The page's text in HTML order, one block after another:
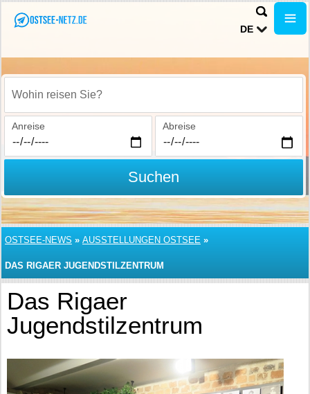
DE
Wohin reisen Sie?
Anreise Abreise
Suchen
OSTSEE-NEWS » AUSSTELLUNGEN OSTSEE »
DAS RIGAER JUGENDSTILZENTRUM
Das Rigaer
Jugendstilzentrum